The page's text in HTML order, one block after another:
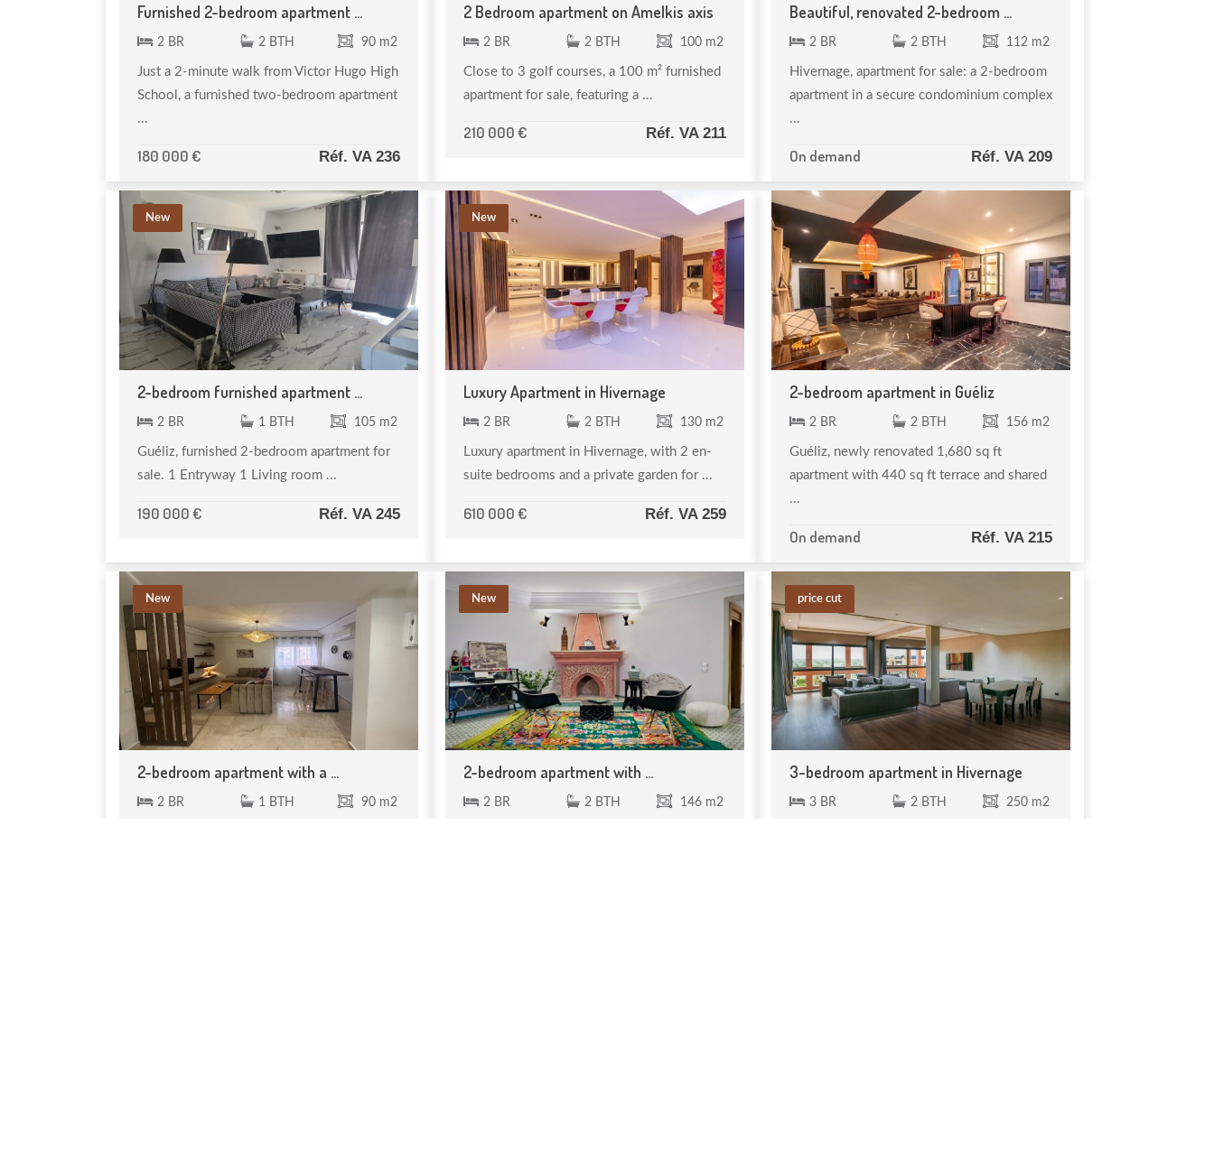
Furnished 2-bedroom apartment ...
2 BR 2 BTH 90 m2
Just a 2-minute walk from Victor Hugo High
School, a furnished two-bedroom apartment
...
180 000 € Réf. VA 236
2 Bedroom apartment on Amelkis axis
2 BR 2 BTH 100 m2
Close to 3 golf courses, a 100 m² furnished
apartment for sale, featuring a ...
210 000 € Réf. VA 211
Beautiful, renovated 2-bedroom ...
2 BR 2 BTH 112 m2
Hivernage, apartment for sale: a 2-bedroom
apartment in a secure condominium complex
...
On demand Réf. VA 209
New
2-bedroom furnished apartment ...
2 BR 1 BTH 105 m2
Guéliz, furnished 2-bedroom apartment for
sale. 1 Entryway 1 Living room ...
190 000 € Réf. VA 245
New
Luxury Apartment in Hivernage
2 BR 2 BTH 130 m2
Luxury apartment in Hivernage, with 2 en-
suite bedrooms and a private garden for ...
610 000 € Réf. VA 259
2-bedroom apartment in Guéliz
2 BR 2 BTH 156 m2
Guéliz, newly renovated 1,680 sq ft
apartment with 440 sq ft terrace and shared
...
On demand Réf. VA 215
New
2-bedroom apartment with a ...
2 BR 1 BTH 90 m2
New
2-bedroom apartment with ...
2 BR 2 BTH 146 m2
price cut
3-bedroom apartment in Hivernage
3 BR 2 BTH 250 m2